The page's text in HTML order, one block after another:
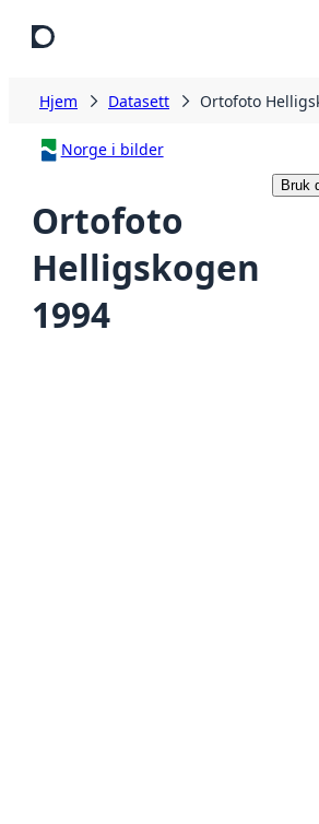
Hjem Datasett Ortofoto
Norge i bilder
Ortofoto
Helligskogen
1994
Bruk